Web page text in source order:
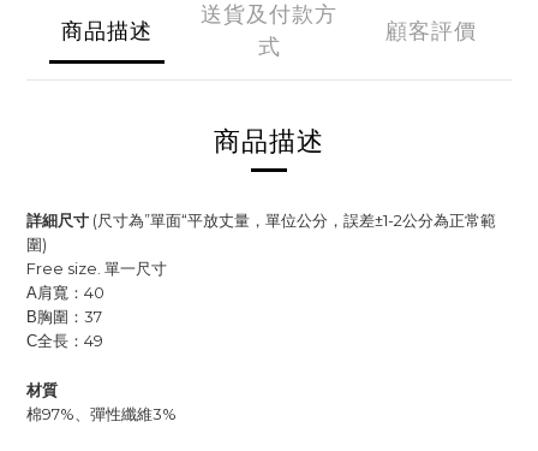
商品描述
送貨及付款方
式
顧客評價
商品描述
詳細尺寸 (尺寸為”單面“平放丈量，單位公分，誤差±1-2公分為正常範
圍)
Free size. 單一尺寸
A肩寬：40
B胸圍 ：37
C全長：49
材質
棉97%、彈性纖維3%